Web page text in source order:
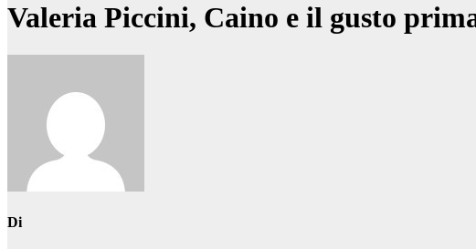
Valeria Piccini, Caino e il gusto
Di